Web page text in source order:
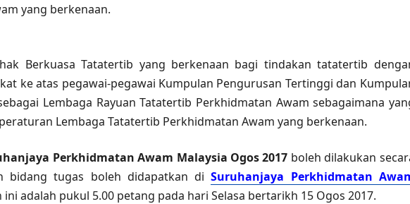
yang berkenaan.
Berkuasa Tatatertib yang berkenaan bagi tindakan tatatertib
ke atas pegawai-pegawai Kumpulan Pengurusan Tertinggi dan
Lembaga Rayuan Tatatertib Perkhidmatan Awam sebagaimana
Lembaga Tatatertib Perkhidmatan Awam yang berkenaan.
Perkhidmatan Awam Malaysia Ogos 2017 boleh dilakukan
bidang tugas boleh didapatkan diSuruhanjaya Perkhidmatan
adalah pukul 5.00 petang pada hari Selasa bertarikh 15 Ogos 2017.